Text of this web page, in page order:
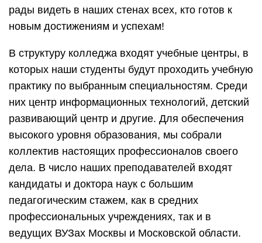
рады видеть в наших стенах всех, кто готов к
новым достижениям и успехам!
В структуру колледжа входят учебные центры, в
которых наши студенты будут проходить учебную
практику по выбранным специальностям. Среди
них центр информационных технологий, детский
развивающий центр и другие. Для обеспечения
высокого уровня образования, мы собрали
коллектив настоящих профессионалов своего
дела. В число наших преподавателей входят
кандидаты и доктора наук с большим
педагогическим стажем, как в средних
профессиональных учреждениях, так и в
ведущих ВУЗах Москвы и Московской области.